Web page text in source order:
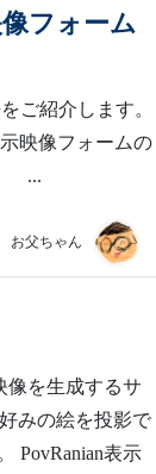
フォーム
ご紹介します。
映像フォームの
...
お父ちゃん
像を生成するサ
みの絵を投影で
PovRanian表示